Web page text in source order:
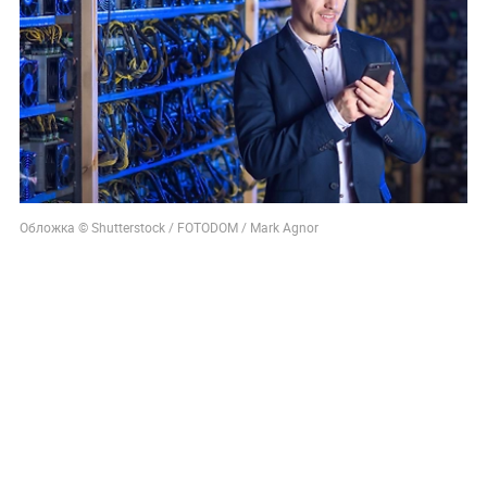
Обложка © Shutterstock / FOTODOM / Mark Agnor